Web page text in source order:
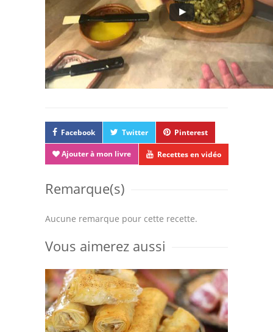
Facebook Twitter Pinterest
Ajouter à mon livre Recettes en vidéo
Remarque(s)
Aucune remarque pour cette recette.
Vous aimerez aussi